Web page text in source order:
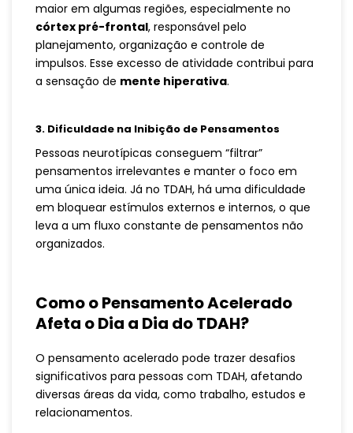
maior em algumas regiões, especialmente no
córtex pré-frontal, responsável pelo
planejamento, organização e controle de
impulsos. Esse excesso de atividade contribui para
a sensação de mente hiperativa.
3. Dificuldade na Inibição de Pensamentos
Pessoas neurotípicas conseguem “filtrar”
pensamentos irrelevantes e manter o foco em
uma única ideia. Já no TDAH, há uma dificuldade
em bloquear estímulos externos e internos, o que
leva a um fluxo constante de pensamentos não
organizados.
Como o Pensamento Acelerado
Afeta o Dia a Dia do TDAH?
O pensamento acelerado pode trazer desafios
significativos para pessoas com TDAH, afetando
diversas áreas da vida, como trabalho, estudos e
relacionamentos.